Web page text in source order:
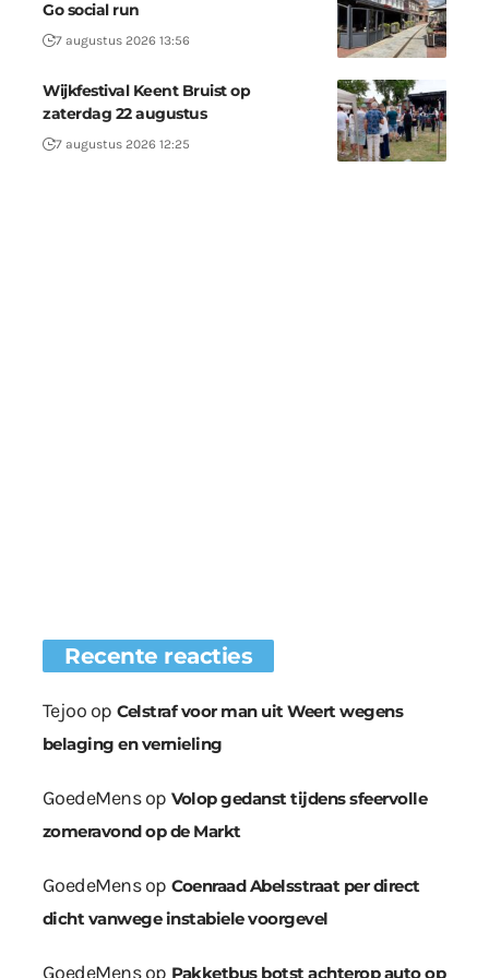
Go social run
7 augustus 2026 13:56
Wijkfestival Keent Bruist op
zaterdag 22 augustus
7 augustus 2026 12:25
Recente reacties
Tejoo op Celstraf voor man uit Weert wegens
belaging en vernieling
GoedeMensop Volop gedanst tijdens sfeervolle
zomeravond op de Markt
GoedeMensop Coenraad Abelsstraat per direct
dicht vanwege instabiele voorgevel
GoedeMensop Pakketbus botst achterop auto op